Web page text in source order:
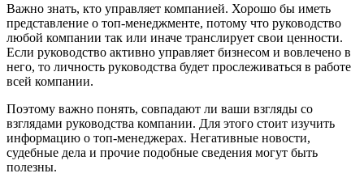
Важно знать, кто управляет компанией. Хорошо бы иметь
представление о топ-менеджменте, потому что руководство
любой компании так или иначе транслирует свои ценности.
Если руководство активно управляет бизнесом и вовлечено в
него, то личность руководства будет прослеживаться в работе
всей компании.
Поэтому важно понять, совпадают ли ваши взгляды со
взглядами руководства компании. Для этого стоит изучить
информацию о топ-менеджерах. Негативные новости,
судебные дела и прочие подобные сведения могут быть
полезны.